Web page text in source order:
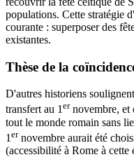
populations. Cette stratégie
courante : superposer des
existantes.
Thèse de la
D'autres historiens
transfert au 1ernovembre, et
tout le monde romain sans
1 ernovembre aurait été
(accessibilité à Rome à cette